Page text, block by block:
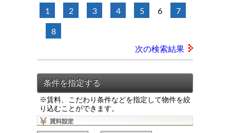
1 2 3 4 5 6 7
8
次の検索結果
※賃料、こだわり条件などを指定して物件を絞
り込むことができます。